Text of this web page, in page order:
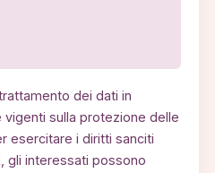
dei dati in
sulla protezione delle
esercitare i diritti sanciti
gli interessati possono